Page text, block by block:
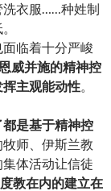
洗衣服……种姓制
临着十分严峻
威并施的精神控
主观能动性。
是基于精神控
师、伊斯兰教
体活动让信徒
教在内的建立在